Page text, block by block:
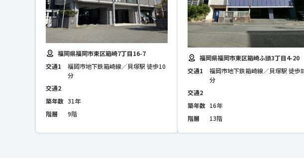
福岡県福岡市東区箱崎7丁目16-7
交通1
福岡市地下鉄箱崎線／貝塚駅 徒歩10
分
交通2
築年数 31年
階層
9階
福岡県福岡市東区箱崎ふ頭3丁目4-20
交通1
福岡市地下鉄箱崎線／貝塚駅 徒歩8
分
交通2
築年数 16年
階層
13階